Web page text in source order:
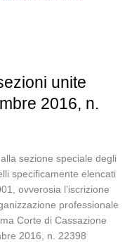
unite
2016, n.
sezione speciale degli
specificamente elencati
ovverosia l’iscrizione
professionale
Corte di Cassazione
2016, n. 22398